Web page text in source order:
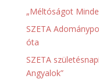
„Méltóságot
SZETA
óta
SZETA
Angyalok”